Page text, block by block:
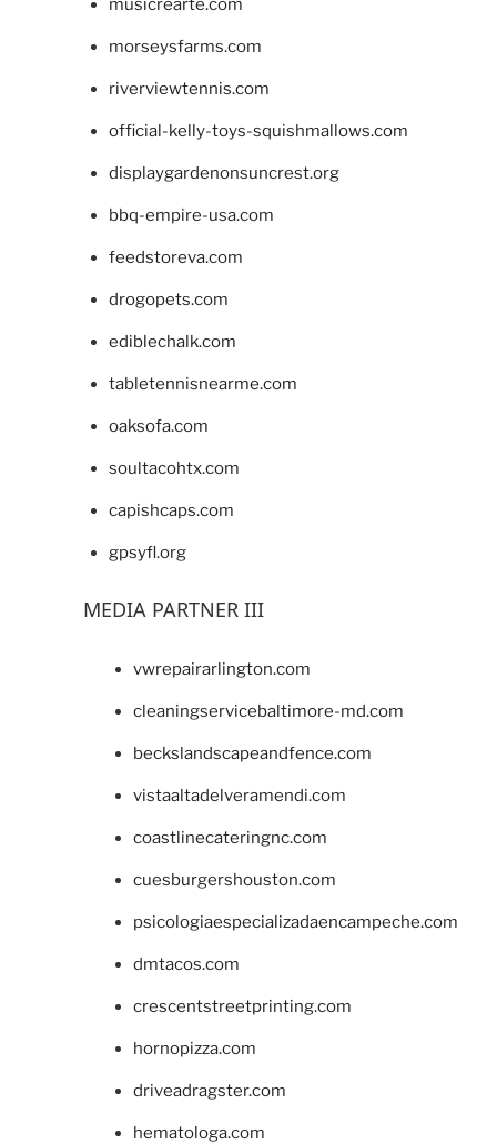
musicrearte.com
morseysfarms.com
riverviewtennis.com
official-kelly-toys-squishmallows.com
displaygardenonsuncrest.org
bbq-empire-usa.com
feedstoreva.com
drogopets.com
ediblechalk.com
tabletennisnearme.com
oaksofa.com
soultacohtx.com
capishcaps.com
gpsyfl.org
MEDIA PARTNER III
vwrepairarlington.com
cleaningservicebaltimore-md.com
beckslandscapeandfence.com
vistaaltadelveramendi.com
coastlinecateringnc.com
cuesburgershouston.com
psicologiaespecializadaencampeche.com
dmtacos.com
crescentstreetprinting.com
hornopizza.com
driveadragster.com
hematologa.com